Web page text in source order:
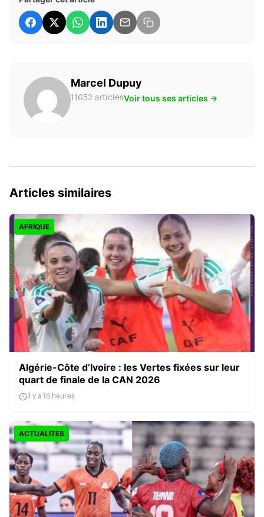
Marcel Dupuy
11652 articlesVoir tous ses articles →
Articles similaires
AFRIQUE
Algérie-Côte d’Ivoire : les Vertes fixées sur leur
quart de finale de la CAN 2026
Il y a 16 heures
ACTUALITES